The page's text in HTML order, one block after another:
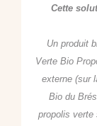
Cette
Un produit
Verte Bio
externe (sur
Bio du
propolis verte